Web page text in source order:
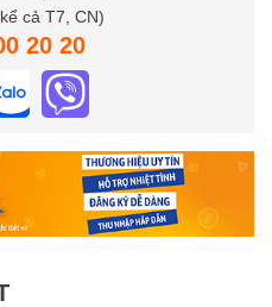
cả T7, CN)
20 20